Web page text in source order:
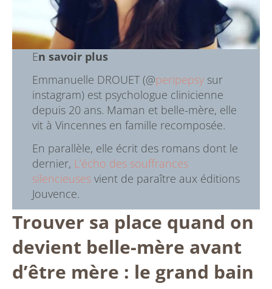
En savoir plus
Emmanuelle DROUET (@peripepsysur
instagram) est psychologue clinicienne
depuis 20 ans. Maman et belle-mère, elle
vit à Vincennes en famille recomposée.
En parallèle, elle écrit des romans dont le
dernier, L’écho des souffrances
silencieusesvient de paraître aux éditions
Jouvence.
Trouver sa place quand on
devient belle-mère avant
d’être mère : le grand bain